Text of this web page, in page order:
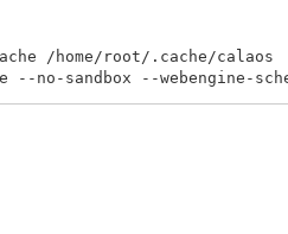
/home/root/.cache/calaos
sandbox --webengine-
"No carrier"
"No carrier"